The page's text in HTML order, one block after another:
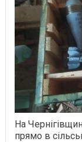
На
прямо в